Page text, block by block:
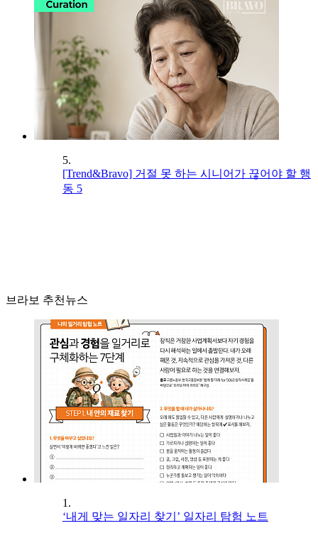
5.
[Trend&Bravo] 거절 못 하는 시니어가 끊어야 할 행
동 5
브라보 추천뉴스
1.
‘내게 맞는 일자리 찾기’ 일자리 탐험 노트